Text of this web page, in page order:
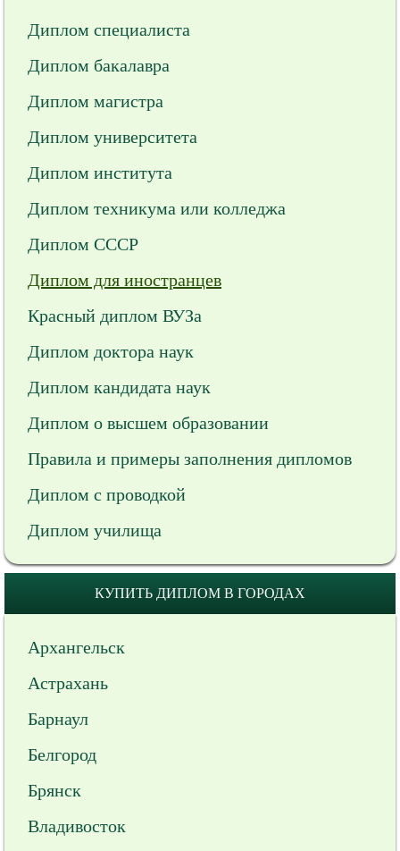
Диплом специалиста
Диплом бакалавра
Диплом магистра
Диплом университета
Диплом института
Диплом техникума или колледжа
Диплом СССР
Диплом для иностранцев
Красный диплом ВУЗа
Диплом доктора наук
Диплом кандидата наук
Диплом о высшем образовании
Правила и примеры заполнения дипломов
Диплом с проводкой
Диплом училища
КУПИТЬ ДИПЛОМ В ГОРОДАХ
Архангельск
Астрахань
Барнаул
Белгород
Брянск
Владивосток